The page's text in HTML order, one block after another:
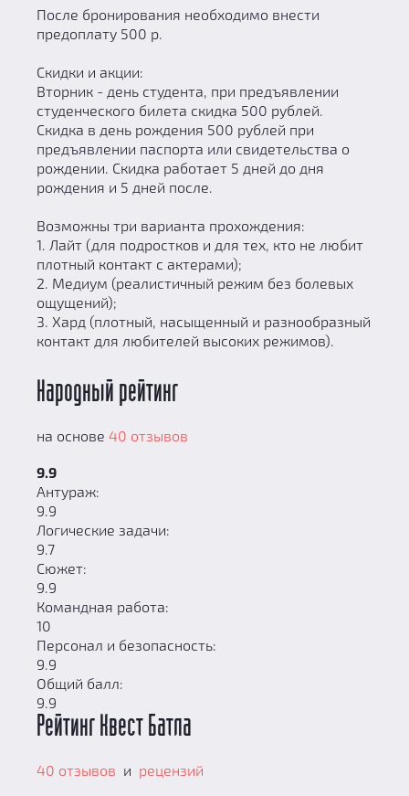
После бронирования необходимо внести
предоплату 500 р.
Скидки и акции:
Вторник - день студента, при предъявлении
студенческого билета скидка 500 рублей.
Скидка в день рождения 500 рублей при
предъявлении паспорта или свидетельства о
рождении. Скидка работает 5 дней до дня
рождения и 5 дней после.
Возможны три варианта прохождения:
1. Лайт (для подростков и для тех, кто не любит
плотный контакт с актерами);
2. Медиум (реалистичный режим без болевых
ощущений);
3. Хард (плотный, насыщенный и разнообразный
контакт для любителей высоких режимов).
Народный рейтинг
на основе 40 отзывов
9.9
Антураж:
9.9
Логические задачи:
9.7
Сюжет:
9.9
Командная работа:
10
Персонал и безопасность:
9.9
Общий балл:
9.9
Рейтинг Квест Батла
40 отзывов и рецензий